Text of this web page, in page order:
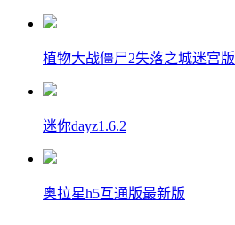
植物大战僵尸2失落之城迷宫版
迷你dayz1.6.2
奥拉星h5互通版最新版